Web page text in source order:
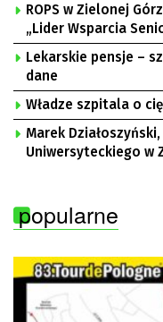
ROPS w Zielonej
„Lider Wsparcia
Lekarskie pensje –
dane
Władze szpitala o
Marek
Uniwersyteckiego w
popularne